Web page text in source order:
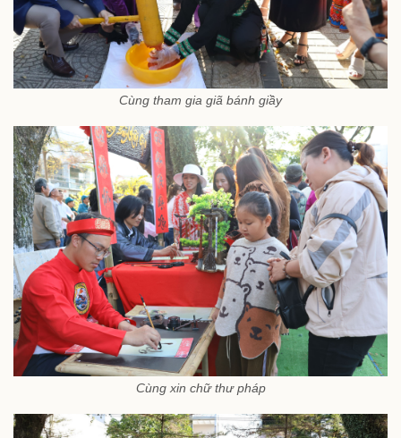
Cùng tham gia giã bánh giầy
Cùng xin chữ thư pháp